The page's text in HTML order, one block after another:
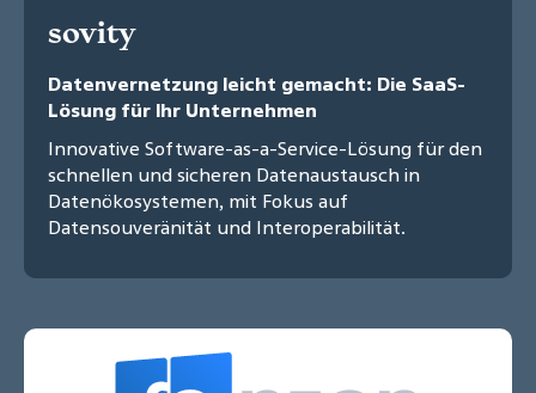
sovity
Datenvernetzung leicht gemacht: Die SaaS-
Lösung für Ihr Unternehmen
Innovative Software-as-a-Service-Lösung für den
schnellen und sicheren Datenaustausch in
Datenökosystemen, mit Fokus auf
Datensouveränität und Interoperabilität.